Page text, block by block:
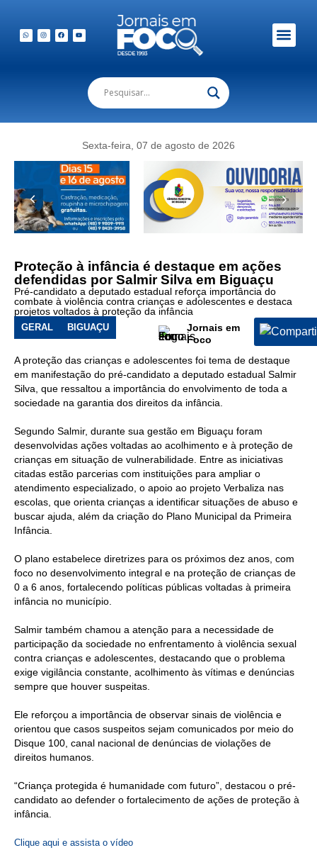
Sexta-feira, 07 de agosto de 2026
Proteção à infância é destaque em ações
defendidas por Salmir Silva em Biguaçu
Pré-candidato a deputado estadual reforça importância do
combate à violência contra crianças e adolescentes e destaca
projetos voltados à proteção da infância
GERAL BIGUAÇU
Jornais em
Foco
Foto:
Salmir
Silva
destaca
voltadas
à
proteção
da
infância
A proteção das crianças e adolescentes foi tema de destaque
em manifestação do pré-candidato a deputado estadual Salmir
Silva, que ressaltou a importância do envolvimento de toda a
sociedade na garantia dos direitos da infância.
Segundo Salmir, durante sua gestão em Biguaçu foram
desenvolvidas ações voltadas ao acolhimento e à proteção de
crianças em situação de vulnerabilidade. Entre as iniciativas
citadas estão parcerias com instituições para ampliar o
atendimento especializado, o apoio ao projeto Verbaliza nas
escolas, que orienta crianças a identificar situações de abuso e
buscar ajuda, além da criação do Plano Municipal da Primeira
Infância.
O plano estabelece diretrizes para os próximos dez anos, com
foco no desenvolvimento integral e na proteção de crianças de
0 a 6 anos, fortalecendo políticas públicas voltadas à primeira
infância no município.
Salmir também chamou a atenção para a necessidade de
participação da sociedade no enfrentamento à violência sexual
contra crianças e adolescentes, destacando que o problema
exige vigilância constante, acolhimento às vítimas e denúncias
sempre que houver suspeitas.
Ele reforçou a importância de observar sinais de violência e
orientou que casos suspeitos sejam comunicados por meio do
Disque 100, canal nacional de denúncias de violações de
direitos humanos.
“Criança protegida é humanidade com futuro”, destacou o pré-
candidato ao defender o fortalecimento de ações de proteção à
infância.
Clique aqui e assista o vídeo